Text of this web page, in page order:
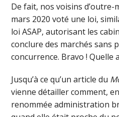
De fait, nos voisins d’outre-
mars 2020 voté une loi,
loi ASAP, autorisant les
conclure des marchés sans
concurrence. Bravo !
Jusqu’à ce qu’un article du
vienne détailler comment,
renommée administration